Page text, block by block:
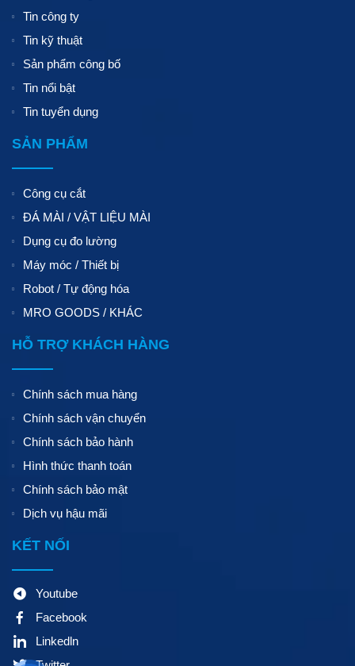
Tin công ty
Tin kỹ thuật
Sản phẩm công bố
Tin nổi bật
Tin tuyển dụng
SẢN PHẨM
Công cụ cắt
ĐÁ MÀI / VẬT LIỆU MÀI
Dụng cụ đo lường
Máy móc / Thiết bị
Robot / Tự động hóa
MRO GOODS / KHÁC
HỖ TRỢ KHÁCH HÀNG
Chính sách mua hàng
Chính sách vận chuyển
Chính sách bảo hành
Hình thức thanh toán
Chính sách bảo mật
Dịch vụ hậu mãi
KẾT NỐI
Youtube
Facebook
Linkedln